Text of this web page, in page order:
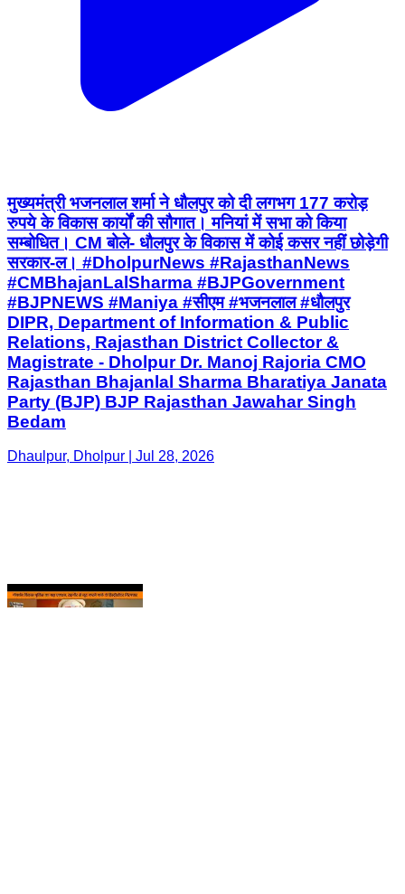
मुख्यमंत्री भजनलाल शर्मा ने धौलपुर को दी लगभग 177 करोड़
रुपये के विकास कार्यों की सौगात। मनियां में सभा को किया
#BJPNEWS #Maniya #सीएम #भजनलाल #धौलपुर
DIPR, Department of Information & Public
Relations, Rajasthan District Collector &
Magistrate - Dholpur Dr. Manoj Rajoria CMO
Rajasthan Bhajanlal Sharma Bharatiya Janata
Party (BJP) BJP Rajasthan Jawahar Singh
Bedam
Dhaulpur, Dholpur | Jul 28, 2026